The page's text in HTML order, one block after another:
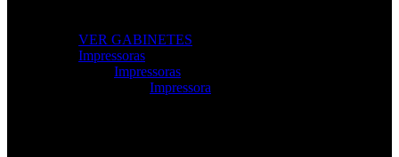
VER GABINETES
Impressoras
Impressoras
Impressora